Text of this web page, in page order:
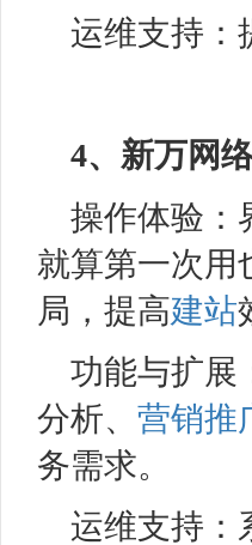
运维支持：
4、 新万网
操作体验：
就算第一次用
局，提高建站
功能与扩展
分析、 营销推
务需求。
运维支持：